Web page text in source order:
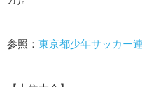
参照： 東京都少年サッカー